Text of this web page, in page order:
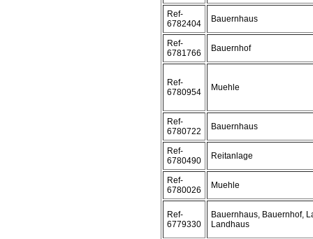
Ref-
6782404
Bauernhaus
Ref-
6781766
Bauernhof
Ref-
6780954
Muehle
Ref-
6780722
Bauernhaus
Ref-
6780490
Reitanlage
Ref-
6780026
Muehle
Ref-
6779330
Bauernhaus, Bauernhof,
Landhaus